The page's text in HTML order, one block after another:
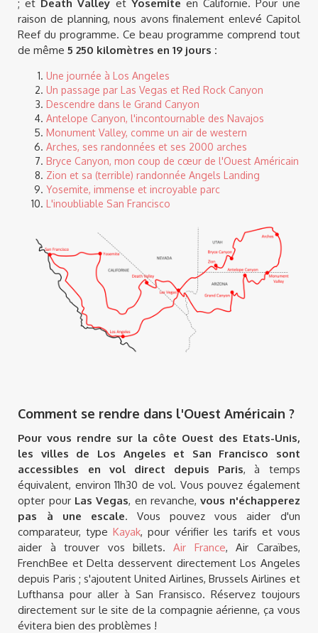
; et Death Valley et Yosemite en Californie. Pour une
raison de planning, nous avons finalement enlevé Capitol
Reef du programme. Ce beau programme comprend tout
de même 5 250 kilomètres en 19 jours :
Une journée à Los Angeles
Un passage par Las Vegas et Red Rock Canyon
Descendre dans le Grand Canyon
Antelope Canyon, l'incontournable des Navajos
Monument Valley, comme un air de western
Arches, ses randonnées et ses 2000 arches
Bryce Canyon, mon coup de cœur de l'Ouest Américain
Zion et sa (terrible) randonnée Angels Landing
Yosemite, immense et incroyable parc
L'inoubliable San Francisco
Comment se rendre dans l'Ouest Américain ?
Pour vous rendre sur la côte Ouest des Etats-Unis,
les villes de Los Angeles et San Francisco sont
accessibles en vol direct depuis Paris, à temps
équivalent, environ 11h30 de vol. Vous pouvez également
opter pour Las Vegas, en revanche,vous n'échapperez
pas à une escale. Vous pouvez vous aider d'un
comparateur, typeKayak, pour vérifier les tarifs et vous
aider à trouver vos billets.Air France, Air Caraïbes,
FrenchBee et Delta desservent directement Los Angeles
depuis Paris ; s'ajoutent United Airlines, Brussels Airlines et
Lufthansa pour aller à San Fransisco. Réservez toujours
directement sur le site de la compagnie aérienne, ça vous
évitera bien des problèmes !